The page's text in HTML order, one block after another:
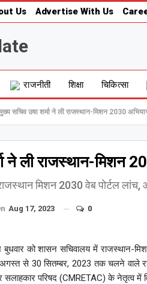
Us Advertise With Us
राजनीती शिक्षा चिकित्सा
सचिव उषा शर्मा ने ली राजस्थान-मिशन 2030
ने ली राजस्थान-मिशन
मिशन 2030 वेब पोर्टल
Aug 17, 2023 0
बुधवार को शासन सचिवालय में राजस्थान-
से 30 सितम्बर, 2023 तक चलने वाले
सलाहकार परिषद (CMRETAC) के नेतृत्व में